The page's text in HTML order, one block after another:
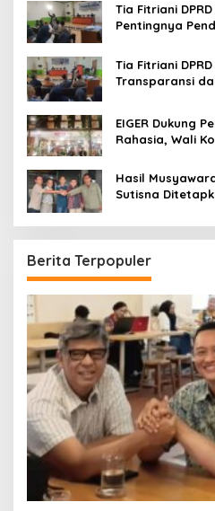
Tia Fitriani
Pentingnya
Tia Fitriani
Transparansi
EIGER Dukung
Rahasia, Wali
Hasil
Sutisna
Berita Terpopuler